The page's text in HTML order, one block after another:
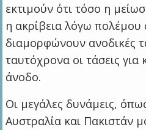
εκτιμούν ότι τόσο η
η ακρίβεια λόγω
διαμορφώνουν ανοδικές
ταυτόχρονα οι τάσεις
άνοδο.
Οι μεγάλες δυνάμεις,
Αυστραλία και Πακιστάν